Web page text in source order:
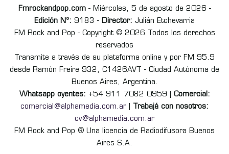
Fmrockandpop.com- Miércoles, 5 de agosto de 2026 -
Edición Nº: 9183 - Director: Julián Etchevarria
FM Rock and Pop - Copyright © 2026 Todos los derechos
reservados
Transmite a través de su plataforma online y por FM 95.9
desde Ramón Freire 932, C1426AVT - Ciudad Autónoma de
Buenos Aires, Argentina.
Whatsapp oyentes: +54 911 7082 0959 | Comercial:
comercial@alphamedia.com.ar
Trabajá con nosotros:
cv@alphamedia.com.ar
FM Rock and Pop ® Una licencia de Radiodifusora Buenos
Aires S.A.